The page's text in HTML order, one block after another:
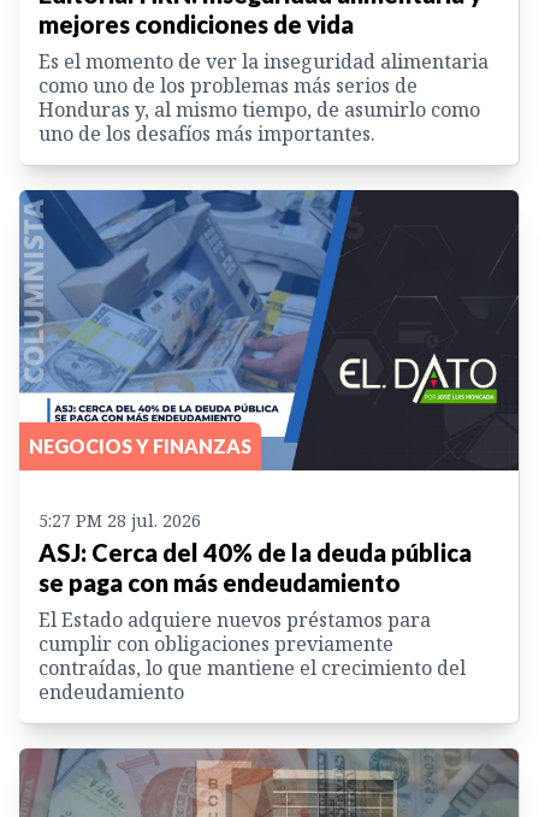
mejores condiciones de vida
Es el momento de ver la inseguridad alimentaria
como uno de los problemas más serios de
Honduras y, al mismo tiempo, de asumirlo como
uno de los desafíos más importantes.
NEGOCIOS Y FINANZAS
5:27 PM 28 jul. 2026
ASJ: Cerca del 40% de la deuda pública
se paga con más endeudamiento
El Estado adquiere nuevos préstamos para
cumplir con obligaciones previamente
contraídas, lo que mantiene el crecimiento del
endeudamiento